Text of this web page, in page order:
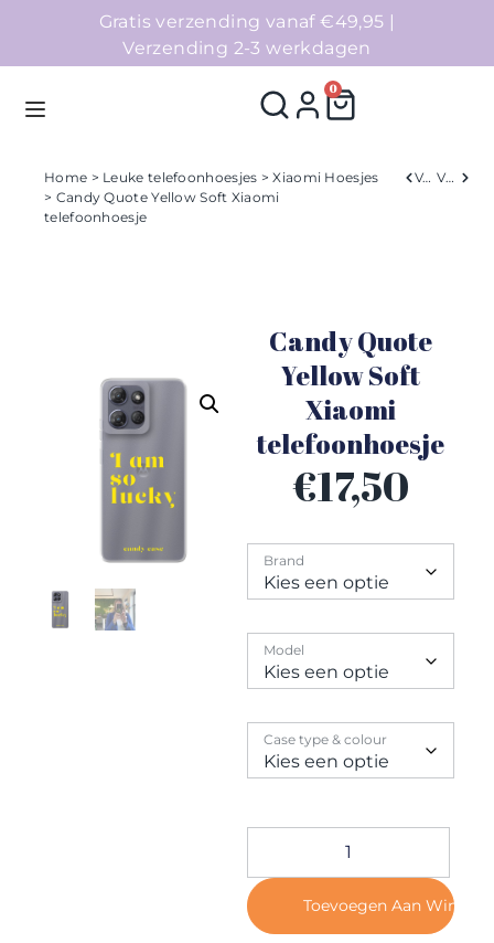
Gratis verzending vanaf €49,95 |
Verzending 2-3 werkdagen
0
Homepage
Collecties
Home > Leuke telefoonhoesjes >Xiaomi Hoesjes
> Candy Quote Yellow Soft Xiaomi
telefoonhoesje
Verleden Volgend
Candy Quote
Yellow Soft
Xiaomi
telefoonhoesje
€17,50
Brand
Model
Case type & colour
Toevoegen Aan